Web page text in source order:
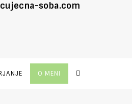
soba.com
O MENI